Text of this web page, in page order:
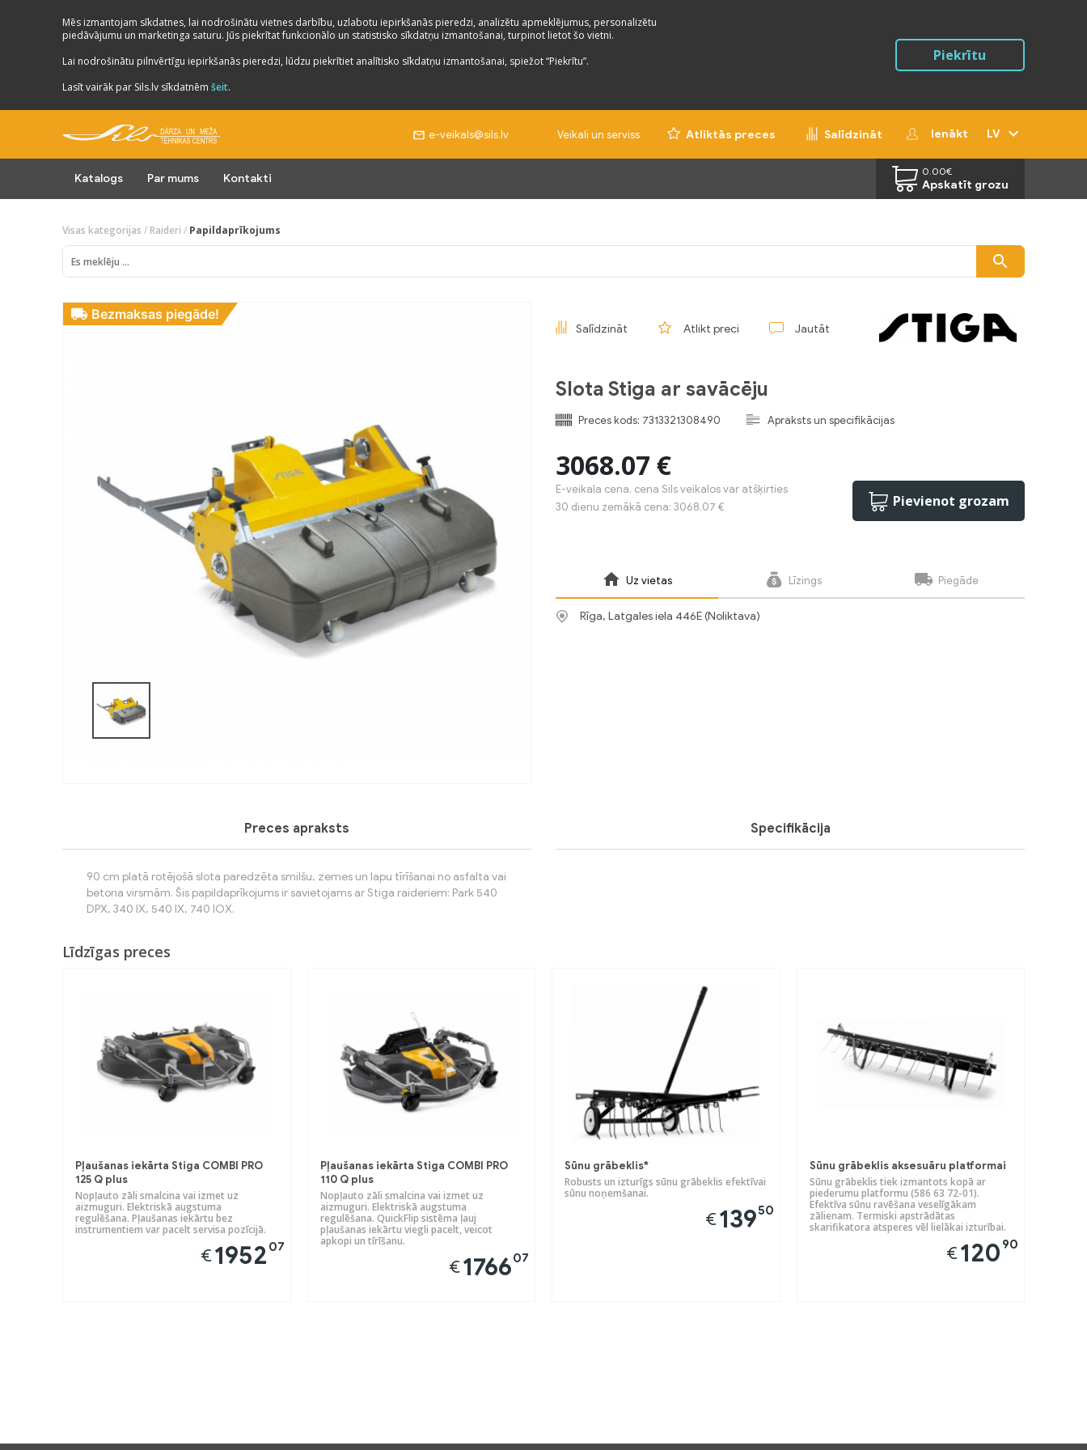
Mēs izmantojam sīkdatnes, lai nodrošinātu vietnes darbību, uzlabotu iepirkšanās pieredzi, analizētu apmeklējumus, personalizētu
piedāvājumu un marketinga saturu. Jūs piekrītat funkcionālo un statistisko sīkdatņu izmantošanai, turpinot lietot šo vietni.
Lai nodrošinātu pilnvērtīgu iepirkšanās pieredzi, lūdzu piekrītiet analītisko sīkdatņu izmantošanai, spiežot “Piekrītu”.
Lasīt vairāk par Sils.lv sīkdatnēm šeit.
Piekrītu
e-veikals@sils.lv Veikali un serviss Atliktās preces Salīdzināt Ienākt LV
Katalogs Par mums Kontakti
0.00€
Apskatīt grozu
Visas kategorijas / Raideri / Papildaprīkojums
Bezmaksas piegāde!
Salīdzināt Atlikt preci Jautāt
Slota Stiga ar savācēju
Preces kods: 7313321308490 Apraksts un specifikācijas
3068.07 €
E-veikala cena, cena Sils veikalos var atšķirties
30 dienu zemākā cena: 3068.07 €
Pievienot grozam
Uz vietas Līzings Piegāde
Rīga, Latgales iela 446E (Noliktava)
Preces apraksts
90 cm platā rotējošā slota paredzēta smilšu, zemes un lapu tīrīšanai no asfalta vai
betona virsmām. Šis papildaprīkojums ir savietojams ar Stiga raideriem: Park 540
DPX, 340 IX, 540 IX, 740 IOX.
Specifikācija
Līdzīgas preces
Pļaušanas iekārta Stiga COMBI PRO
125 Q plus
Nopļauto zāli smalcina vai izmet uz
aizmuguri. Elektriskā augstuma
regulēšana. Pļaušanas iekārtu bez
instrumentiem var pacelt servisa pozīcijā.
€1952 07
Pļaušanas iekārta Stiga COMBI PRO
110 Q plus
Nopļauto zāli smalcina vai izmet uz
aizmuguri. Elektriskā augstuma
regulēšana. QuickFlip sistēma ļauj
pļaušanas iekārtu viegli pacelt, veicot
apkopi un tīrīšanu.
€176607
Sūnu grābeklis*
Robusts un izturīgs sūnu grābeklis efektīvai
sūnu noņemšanai.
€13950
Sūnu grābeklis aksesuāru platformai
Sūnu grābeklis tiek izmantots kopā ar
piederumu platformu (586 63 72-01).
Efektīva sūnu ravēšana veselīgākam
zālienam. Termiski apstrādātas
skarifikatora atsperes vēl lielākai izturībai.
€120 90